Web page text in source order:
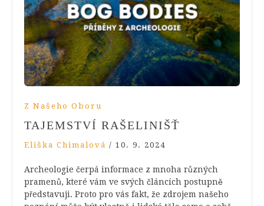
Z Našeho Oboru
TAJEMSTVÍ RAŠELINIŠŤ
Eliška Chimalová / 10. 9. 2024
Archeologie čerpá informace z mnoha různých
pramenů, které vám ve svých článcích postupně
představuji. Proto pro vás fakt, že zdrojem našeho